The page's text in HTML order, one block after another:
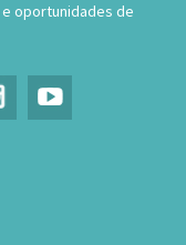
oportunidades de